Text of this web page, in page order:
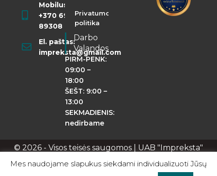
Mobilusis:
+370 698
89308
El. paštas:
impreksta@gmail.com
Privatumo
politika
Darbo
Valandos
PIRM-PENK:
09:00 –
18:00
ŠEŠT: 9:00 –
13:00
SEKMADIENIS:
nedirbame
© 2026 - Visos teisės saugomos | UAB "Impreksta"
Apie mus Kontaktai Privatumo politika
Mes naudojame slapukus siekdami individualizuoti Jūsų